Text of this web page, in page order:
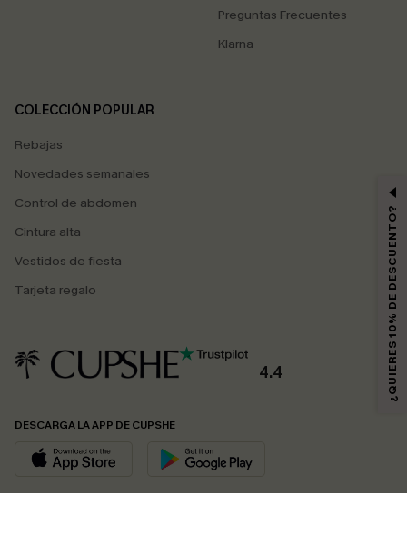
Preguntas Frecuentes
Klarna
COLECCIÓN POPULAR
Rebajas
Novedades semanales
Control de abdomen
Cintura alta
Vestidos de fiesta
Tarjeta regalo
4.4
DESCARGA LA APP DE CUPSHE
¿QUIERES 10% DE DESCUENTO?